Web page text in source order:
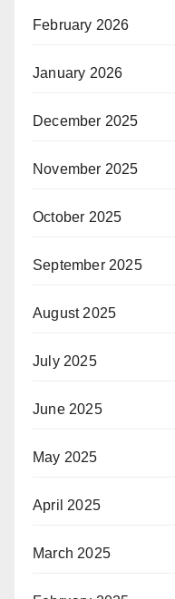
February 2026
January 2026
December 2025
November 2025
October 2025
September 2025
August 2025
July 2025
June 2025
May 2025
April 2025
March 2025